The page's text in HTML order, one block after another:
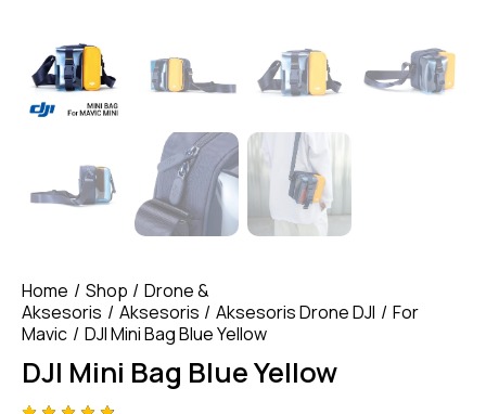
Home Shop
Drone &
Aksesoris
Aksesoris Aksesoris Drone DJI
For
Mavic
DJI Mini Bag Blue Yellow
DJI Mini Bag Blue Yellow